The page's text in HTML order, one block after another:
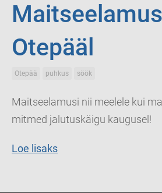
Otepääl
Otepää puhkus söök
Maitseelamusi nii meelele kui
mitmed jalutuskäigu kaugusel!
Loe lisaks